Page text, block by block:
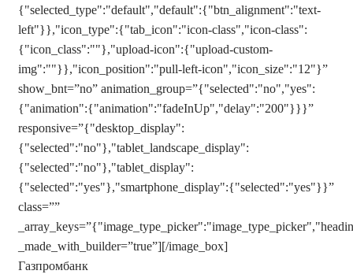
{"selected_type":"default","default":{"btn_alignment":"text-
left"}},"icon_type":{"tab_icon":"icon-class","icon-class":
{"icon_class":""},"upload-icon":{"upload-custom-
img":""}},"icon_position":"pull-left-icon","icon_size":"12"}”
show_bnt=”no” animation_group=”{"selected":"no","yes":
{"animation":{"animation":"fadeInUp","delay":"200"}}}”
responsive=”{"desktop_display":
{"selected":"no"},"tablet_landscape_display":
{"selected":"no"},"tablet_display":
{"selected":"yes"},"smartphone_display":{"selected":"yes"}}”
class=””
_made_with_builder=”true”][/image_box]
Газпромбанк